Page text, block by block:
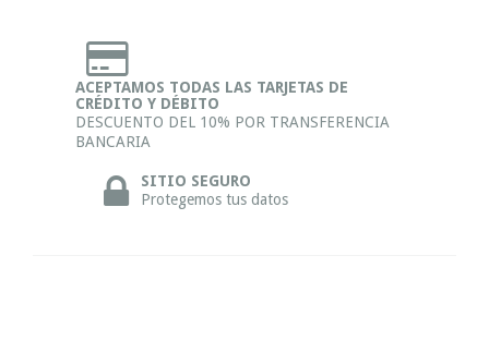
ACEPTAMOS TODAS LAS TARJETAS DE
CRÉDITO Y DÉBITO
DESCUENTO DEL 10% POR TRANSFERENCIA
BANCARIA
SITIO SEGURO
Protegemos tus datos